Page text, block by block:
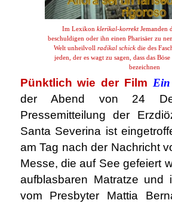
Im Lexikon klerikal-korrektJemanden
beschuldigen oder ihn einen Pharisäer zu
Welt unheilvoll radikal schickdie des
jeden, der es wagt zu sagen, dass das
bezeichnen
Pünktlich wie der Film Ein
der Abend von 24
Pressemitteilung der
Santa Severina ist
am Tag nach der Nachricht
Messe, die auf See gefeiert
aufblasbaren Matratze und
vom Presbyter Mattia